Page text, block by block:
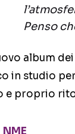
Penso
album
in studio
e proprio
NME